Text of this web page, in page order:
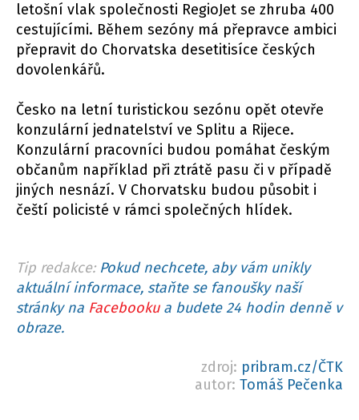
letošní vlak společnosti RegioJet se zhruba 400
cestujícími. Během sezóny má přepravce ambici
přepravit do Chorvatska desetitisíce českých
dovolenkářů.
Česko na letní turistickou sezónu opět otevře
konzulární jednatelství ve Splitu a Rijece.
Konzulární pracovníci budou pomáhat českým
občanům například při ztrátě pasu či v případě
jiných nesnází. V Chorvatsku budou působit i
čeští policisté v rámci společných hlídek.
Tip redakce: Pokud nechcete, aby vám unikly
aktuální informace, staňte se fanoušky naší
stránky na Facebookua budete 24 hodin denně v
obraze.
zdroj: pribram.cz/ČTK
autor: Tomáš Pečenka